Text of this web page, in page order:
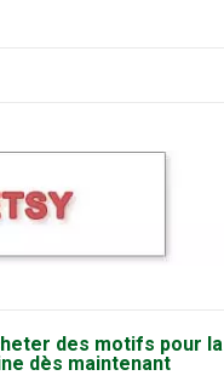
des motifs pour la
dès maintenant